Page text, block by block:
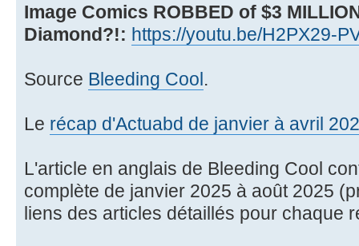
Image Comics ROBBED of $3
Diamond?!: https://youtu.be/H2PX29-
Source Bleeding Cool.
Le récap d'Actuabd de janvier à avril
L'article en anglais de Bleeding Cool
complète de janvier 2025 à août 2025
liens des articles détaillés pour chaque